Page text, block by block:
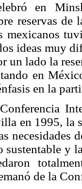
en
reservas de
mexicanos
ideas muy
un lado la
en
en la
en 1995,
necesidades
sustentable y
de la